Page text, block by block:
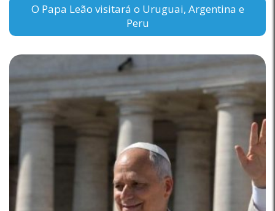
O Papa Leão visitará o Uruguai, Argentina e
Peru